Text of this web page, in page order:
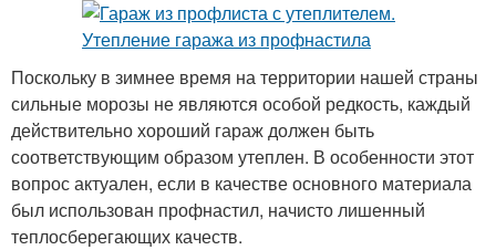
Поскольку в зимнее время на территории нашей страны
сильные морозы не являются особой редкость, каждый
действительно хороший гараж должен быть
соответствующим образом утеплен. В особенности этот
вопрос актуален, если в качестве основного материала
был использован профнастил, начисто лишенный
теплосберегающих качеств.